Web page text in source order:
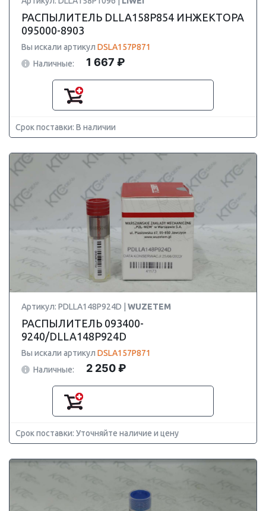
РАСПЫЛИТЕЛЬ DLLA158P854 ИНЖЕКТОРА
095000-8903
Вы искали артикул DSLA157P871
Наличные:
1 667 ₽
Срок поставки: В наличии
Артикул: PDLLA148P924D | WUZETEM
РАСПЫЛИТЕЛЬ 093400-
9240/DLLA148P924D
Вы искали артикул DSLA157P871
Наличные:
2 250 ₽
Срок поставки: Уточняйте наличие и цену